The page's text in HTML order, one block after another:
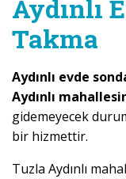
Aydınlı
Takma
Aydınlı evde
Aydınlı
gidemeyecek
bir hizmettir.
Tuzla Aydınlı